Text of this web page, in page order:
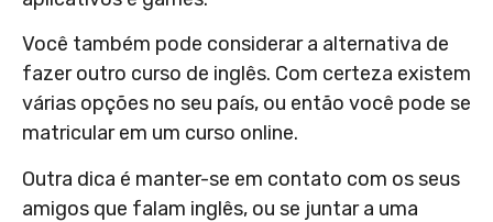
Você também pode considerar a alternativa de
fazer outro curso de inglês. Com certeza existem
várias opções no seu país, ou então você pode se
matricular em um curso online.
Outra dica é manter-se em contato com os seus
amigos que falam inglês, ou se juntar a uma